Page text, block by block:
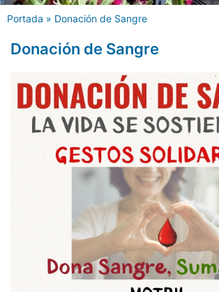
Portada » Donación de Sangre
Donación de Sangre